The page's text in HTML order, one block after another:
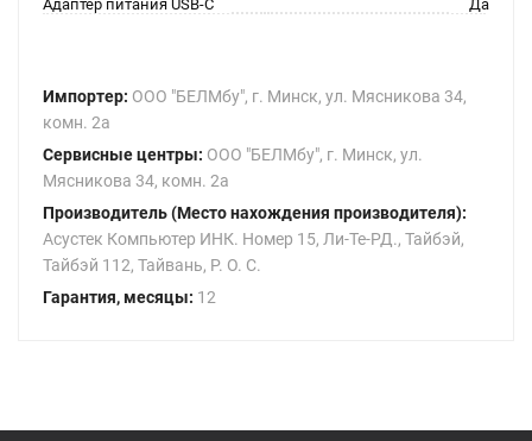
Адаптер питания USB-C Да
Импортер: ООО "БЕЛМбу", г. Минск, ул. Мясникова 34,
комн. 2а
Сервисные центры: ООО "БЕЛМбу", г. Минск, ул.
Мясникова 34, комн. 2а
Производитель (Место нахождения производителя):
Асустек Компьютер ИНК. Номер 15, Ли-Те-РД., Тайбэй,
Тайбэй 112, Тайвань, Р. О. С.
Гарантия, месяцы: 12